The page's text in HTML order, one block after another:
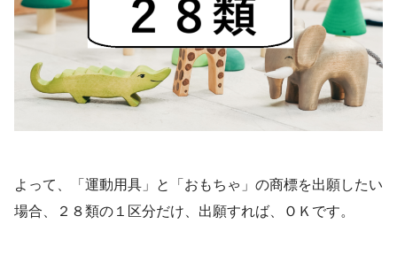
よって、「運動用具」と「おもちゃ」の商標を出願したい
場合、２８類の１区分だけ、出願すれば、ＯＫです。